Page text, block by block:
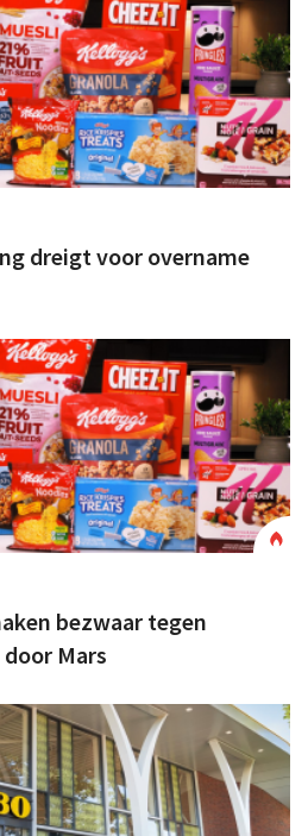
dreigt voor overname
bezwaar tegen
Mars